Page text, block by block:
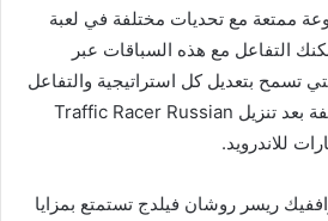
ممتعة مع تحديات مختلفة في لعبة
التفاعل مع هذه السباقات عبر
تسمح بتعديل كل استراتيجية والتفاعل
في إدارة السباقات المختلفة بعد تنزيل Traffic Racer Russian
ريسر روشان فيلدج تستمتع بمزايا